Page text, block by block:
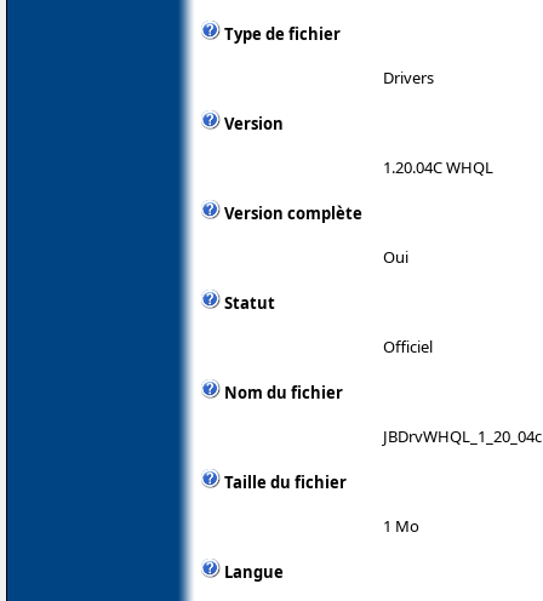
Type de fichier
Drivers
Version
1.20.04C WHQL
Version complète
Oui
Statut
Officiel
Nom du fichier
Taille du fichier
1 Mo
Langue